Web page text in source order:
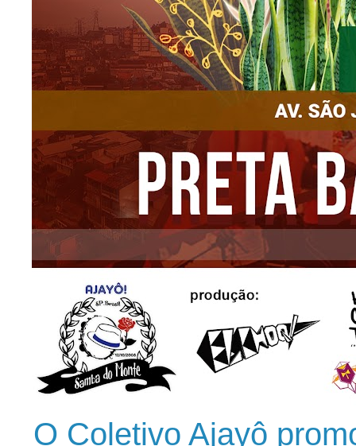
O Coletivo Ajayô